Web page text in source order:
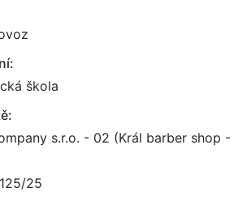
škola
s.r.o. - 02 (Král barber shop -
25